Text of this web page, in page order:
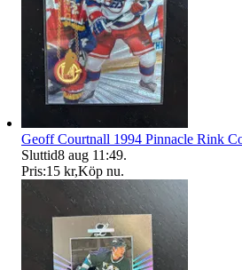
Geoff Courtnall 1994 Pinnacle Rink
Sluttid8 aug 11:49.
Pris:15 kr,Köp nu.